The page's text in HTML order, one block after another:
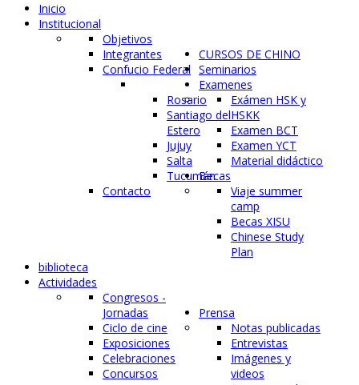
Inicio
Institucional
Objetivos
Integrantes
Confucio Federal
Rosario
Santiago del
Estero
Jujuy
Salta
Tucumán
Contacto
CURSOS DE CHINO
Seminarios
Examenes
Exámen HSK y
HSKK
Examen BCT
Examen YCT
Material didáctico
Becas
Viaje summer
camp
Becas XISU
Chinese Study
Plan
biblioteca
Actividades
Congresos -
Jornadas
Ciclo de cine
Exposiciones
Celebraciones
Concursos
Prensa
Notas publicadas
Entrevistas
Imágenes y
videos